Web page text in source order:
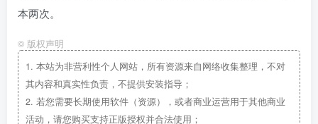
本两次。
© 版权声明
1. 本站为非营利性个人网站，所有资源来自网络收集整理，不对
其内容和真实性负责，不提供安装指导；
2. 若您需要长期使用软件（资源），或者商业运营用于其他商业
活动，请您购买支持正版授权并合法使用；